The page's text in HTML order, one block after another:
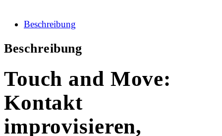
Beschreibung
Beschreibung
Touch and Move:
Kontakt
improvisieren,